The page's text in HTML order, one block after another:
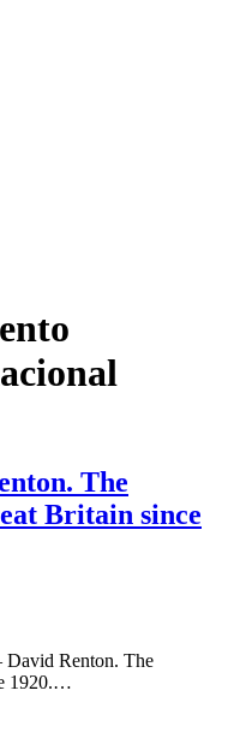
The
Britain since
David Renton. The
1920.…